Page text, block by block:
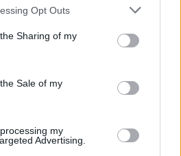
Opt Outs
Sharing of my
Sale of my
my
Advertising.
Képíró utca 5.) minden hétköznap